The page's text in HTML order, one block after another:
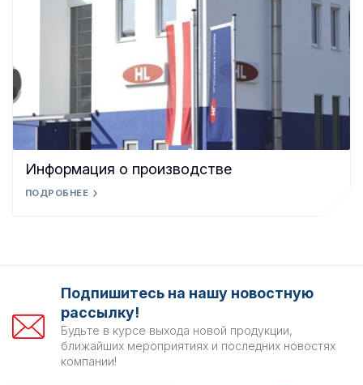
Информация о производстве
ПОДРОБНЕЕ
Подпишитесь на нашу новостную
рассылку!
Будьте в курсе выхода новой продукции,
ближайших мероприятиях и последних новостях
компании!